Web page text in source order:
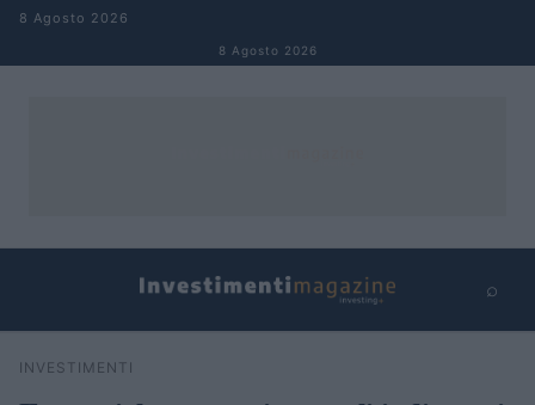
Salta al contenuto
8 Agosto 2026
8 Agosto 2026
⌕
Cerca
INVESTIMENTI